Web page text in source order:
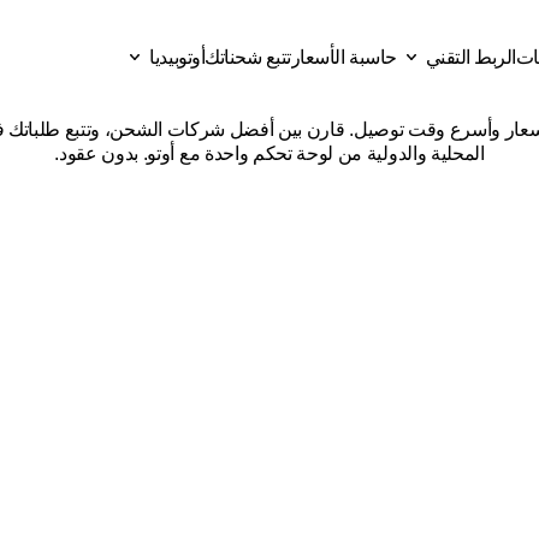
المحلية والدولية من لوحة تحكم واحدة مع أوتو. بدون عقود.
الربط التقني
حاسبة الأسعارتتبع شحناتك أوتوبيديا